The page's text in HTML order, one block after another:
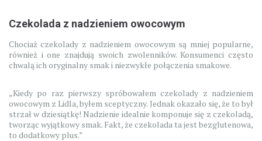
Czekolada z nadzieniem owocowym
Chociaż czekolady z nadzieniem owocowym są mniej popularne,
również i one znajdują swoich zwolenników. Konsumenci często
chwalą ich oryginalny smak i niezwykłe połączenia smakowe.
„Kiedy po raz pierwszy spróbowałem czekolady z nadzieniem
owocowym z Lidla, byłem sceptyczny. Jednak okazało się, że to był
strzał w dziesiątkę! Nadzienie idealnie komponuje się z czekoladą,
tworząc wyjątkowy smak. Fakt, że czekolada ta jest bezglutenowa,
to dodatkowy plus.”